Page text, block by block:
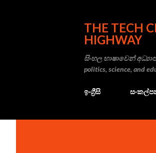
THE TECH
HIGHWAY
සිංහල භාෂාවෙන්
politics, science, and
ඉංග්‍රීසි